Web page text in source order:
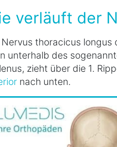
verläuft der
Nervus thoracicus
unterhalb des
zieht über die 1.
nach unten.